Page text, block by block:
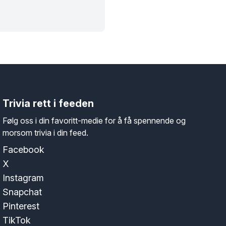
Trivia rett i feeden
Følg oss i din favoritt-medie for å få spennende og
morsom trivia i din feed.
Facebook
X
Instagram
Snapchat
Pinterest
TikTok